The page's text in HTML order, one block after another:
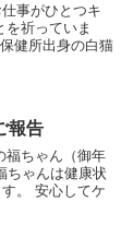
事がひとつキ
祈っていま
健所出身の白猫
報告
福ちゃん（御年
ちゃんは健康状
。 安心してケ